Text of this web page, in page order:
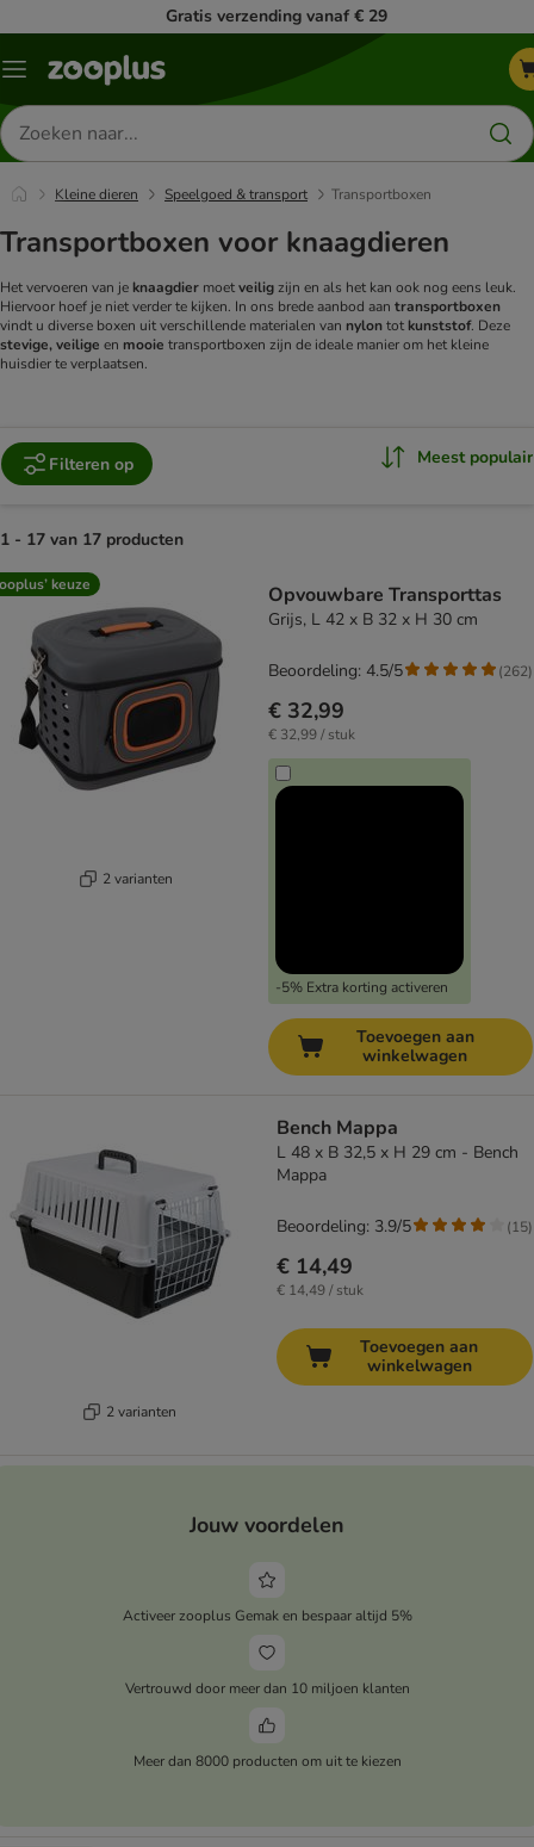
Gratis verzending vanaf € 29
Menu
Zoeken
naar
producten
Kleine dieren Speelgoed & transport Transportboxen
Transportboxen voor knaagdieren
Het vervoeren van je knaagdier moetveiligzijn en als het kan ook nog eens leuk.
Hiervoor hoef je niet verder te kijken. In ons brede aanbod aan transportboxen
vindt u diverse boxen uit verschillende materialen van nylontot kunststof. Deze
stevige, veilige en mooie transportboxen zijn de ideale manier om het kleine
huisdier te verplaatsen.
Filteren op Meest populair
1 - 17 van 17 producten
product items have been changed
keuze
2 varianten
Opvouwbare Transporttas
Grijs, L 42 x B 32 x H 30 cm
€ 32,99
€ 32,99 / stuk
-5% Extra korting activeren
Beoordeling: 4.5/5 (262)
Toevoegen aan
winkelwagen
2 varianten
Bench Mappa
L 48 x B 32,5 x H 29 cm - Bench
Mappa
€ 14,49
€ 14,49 / stuk
Beoordeling: 3.9/5 (15)
Toevoegen aan
winkelwagen
Jouw voordelen
Activeer zooplus Gemak en bespaar altijd 5%
Vertrouwd door meer dan 10 miljoen klanten
Meer dan 8000 producten om uit te kiezen